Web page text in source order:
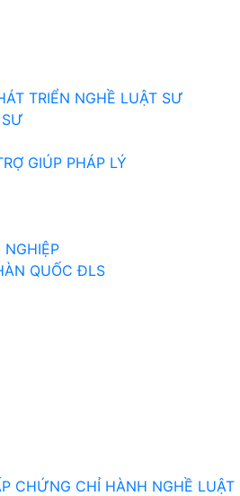
TRIỂN NGHỀ LUẬT SƯ
GIÚP PHÁP LÝ
QUỐC ĐLS
CHỨNG CHỈ HÀNH NGHỀ